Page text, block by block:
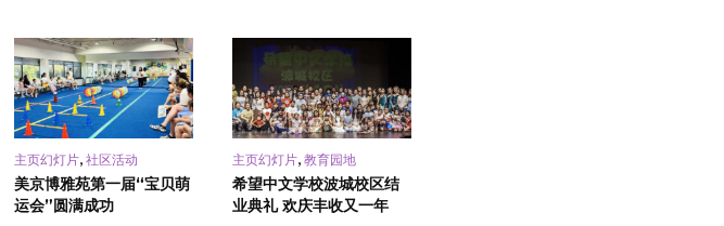
主页幻灯片, 社区活动
美京博雅苑第一届“宝贝萌
运会”圆满成功
主页幻灯片, 教育园地
希望中文学校波城校区结
业典礼 欢庆丰收又一年